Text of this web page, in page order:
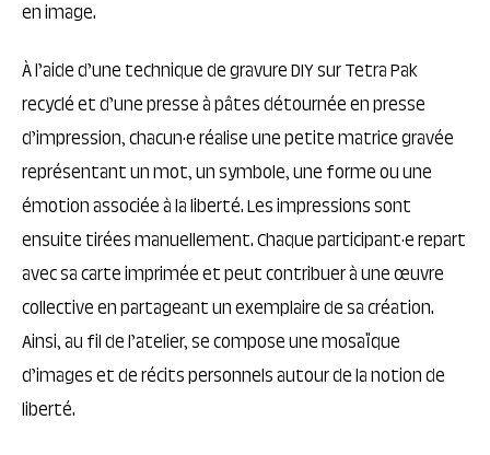
en image.
À l’aide d’une technique de gravure DIY sur Tetra Pak
recyclé et d’une presse à pâtes détournée en presse
d’impression, chacun·e réalise une petite matrice gravée
représentant un mot, un symbole, une forme ou une
émotion associée à la liberté. Les impressions sont
ensuite tirées manuellement. Chaque participant·e repart
avec sa carte imprimée et peut contribuer à une œuvre
collective en partageant un exemplaire de sa création.
Ainsi, au fil de l’atelier, se compose une mosaïque
d’images et de récits personnels autour de la notion de
liberté.